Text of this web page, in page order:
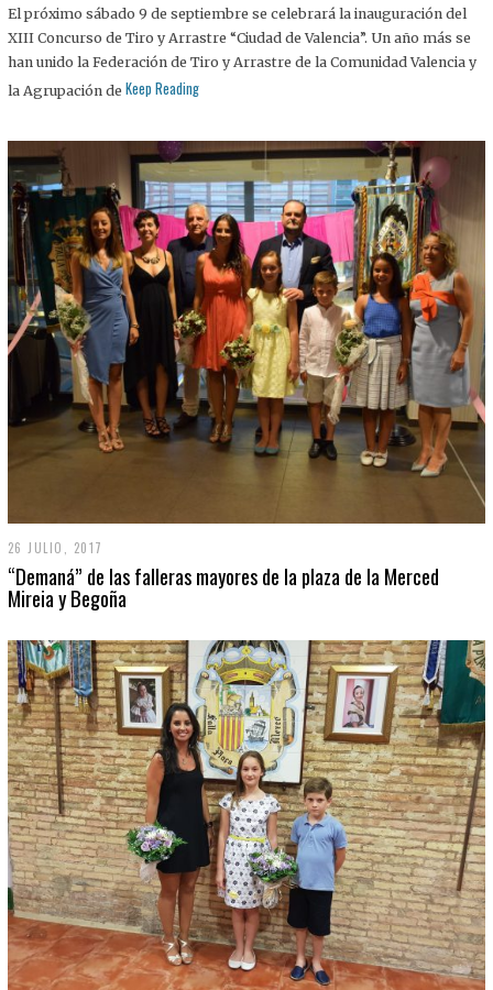
El próximo sábado 9 de septiembre se celebrará la inauguración del
XIII Concurso de Tiro y Arrastre “Ciudad de Valencia”. Un año más se
han unido la Federación de Tiro y Arrastre de la Comunidad Valencia y
la Agrupación de Keep Reading
26 JULIO, 2017
“Demaná” de las falleras mayores de la plaza de la Merced
Mireia y Begoña